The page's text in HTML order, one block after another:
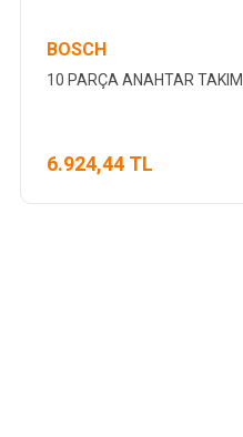
BOSCH
10 PARÇA ANAHTAR TAKIMI
6.924,44 TL